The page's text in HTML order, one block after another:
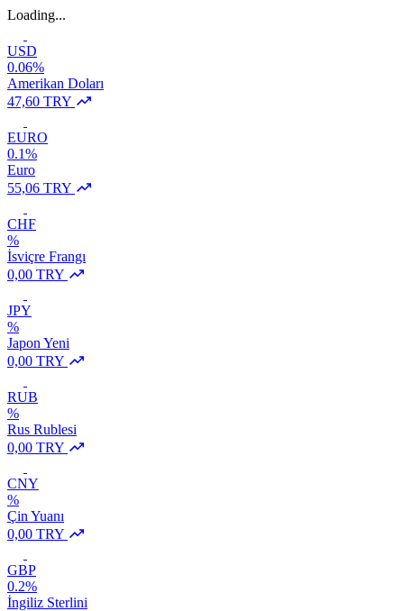
Loading...
USD
0.06%
Amerikan Doları
47,60 TRY
EURO
0.1%
Euro
55,06 TRY
CHF
%
İsviçre Frangı
0,00 TRY
JPY
%
Japon Yeni
0,00 TRY
RUB
%
Rus Rublesi
0,00 TRY
CNY
%
Çin Yuanı
0,00 TRY
GBP
0.2%
İngiliz Sterlini